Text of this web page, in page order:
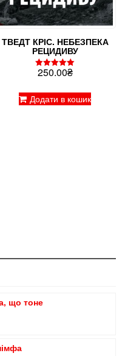
ТВЕДТ КРІС. НЕБЕЗПЕКА
РЕЦИДИВУ
Оцінено в
250.00₴
Додати в кошик
що тоне